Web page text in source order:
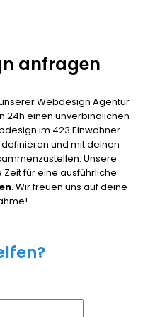
anfragen
Webdesign Agentur
24h einen unverbindlichen
im 423 Einwohner
und mit deinen
Unsere
für eine ausführliche
. Wir freuen uns auf deine